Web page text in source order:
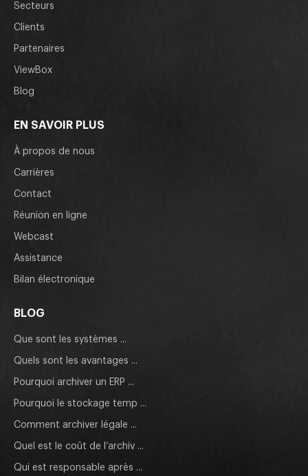
Secteurs
Clients
Partenaires
ViewBox
Blog
EN SAVOIR PLUS
À propos de nous
Carrières
Contact
Réunion en ligne
Webcast
Assistance
Bilan électronique
BLOG
Que sont les systèmes ...
Quels sont les avantages ...
Pourquoi archiver un ERP ...
Pourquoi le stockage temp ...
Comment archiver légale ...
Quel est le coût de l’archiv ...
Qui est responsable après ...